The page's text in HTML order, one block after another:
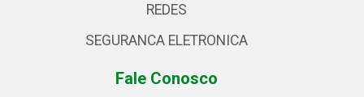
REDES
SEGURANCA ELETRONICA
Fale Conosco